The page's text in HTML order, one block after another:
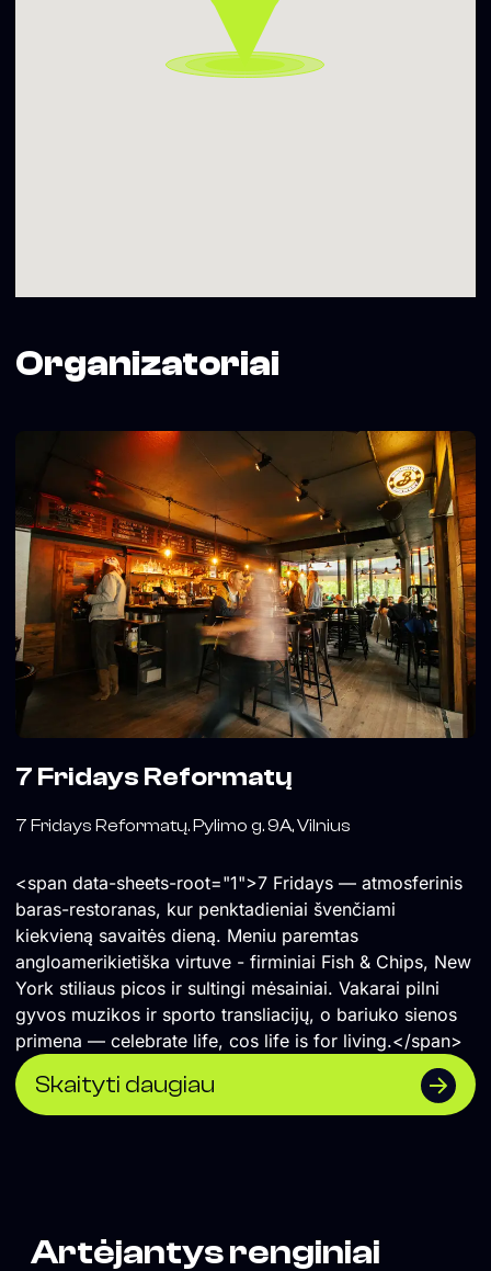
Organizatoriai
7 Fridays Reformatų
7 Fridays Reformatų. Pylimo g. 9A, Vilnius
<span data-sheets-root="1">7 Fridays — atmosferinis
baras-restoranas, kur penktadieniai švenčiami
kiekvieną savaitės dieną. Meniu paremtas
angloamerikietiška virtuve - firminiai Fish & Chips, New
York stiliaus picos ir sultingi mėsainiai. Vakarai pilni
gyvos muzikos ir sporto transliacijų, o bariuko sienos
primena — celebrate life, cos life is for living.</span>
Skaityti daugiau
Artėjantys renginiai